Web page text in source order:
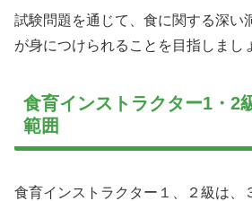
試験問題を通じて、食に関する深い
が身につけられることを目指しまし
食育インストラクター1・2
範囲
食育インストラクター１、２級は、